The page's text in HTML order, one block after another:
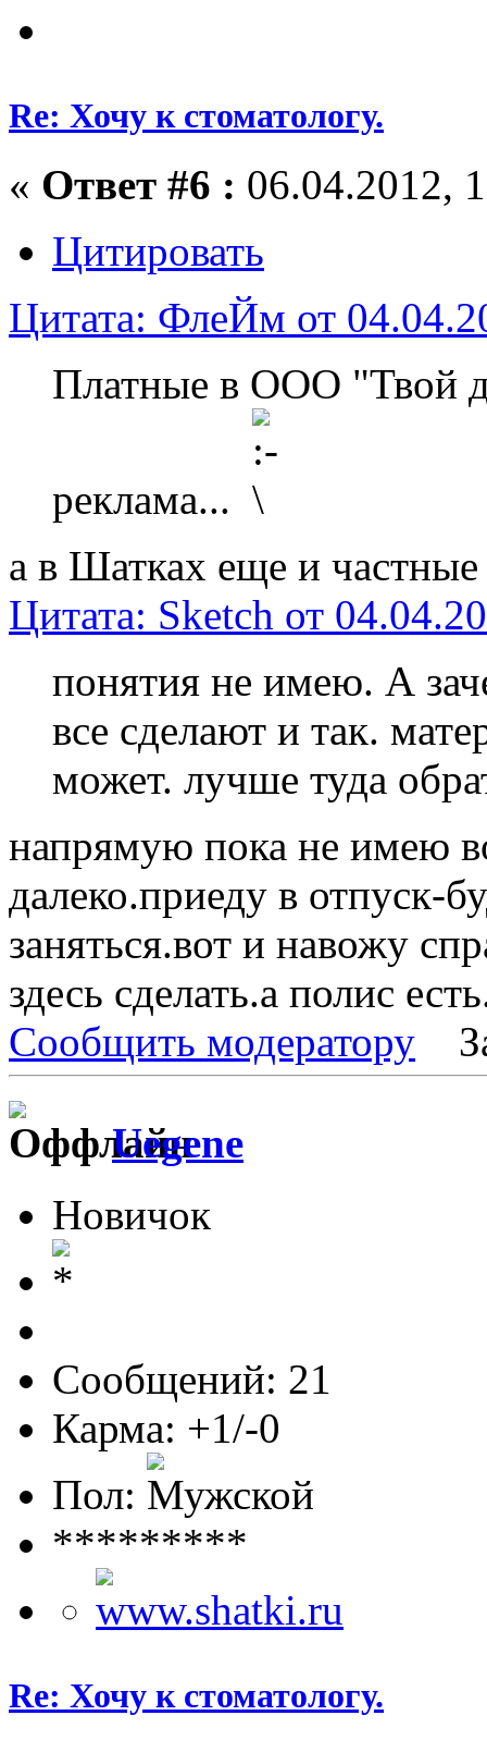
Re: Хочу к стоматологу.
« Ответ #6 : 06.04.2012,
Цитировать
Цитата: ФлеЙм от
Платные в ООО "Твой
реклама...
а в Шатках еще и частные
Цитата: Sketch от
понятия не имею. А
все сделают и так.
может. лучше туда
напрямую пока не имею
далеко.приеду в отпуск-
заняться.вот и навожу
здесь сделать.а полис
Сообщить модератору
Uegene
Новичок
Сообщений: 21
Карма: +1/-0
Пол:
*********
Re: Хочу к стоматологу.